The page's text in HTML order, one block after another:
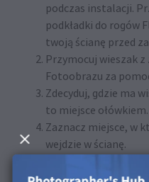
podczas instalacji.
podkładki do rogów
twoją ścianę przed
Przymocuj wieszak z
Fotoobrazu za
Zdecyduj, gdzie ma
to miejsce ołówkiem.
Zaznacz miejsce, w
wejdzie w ścianę.
Używając młotka
zainstaluj gwóźdź